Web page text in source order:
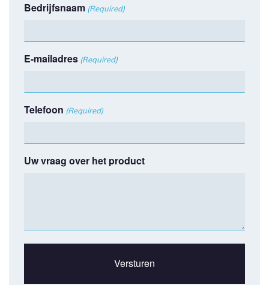
Bedrijfsnaam (Required)
E-mailadres (Required)
Telefoon (Required)
Uw vraag over het product